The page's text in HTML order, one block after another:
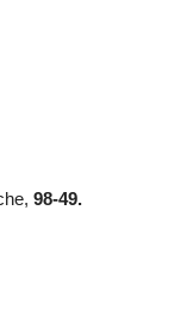
98-49.